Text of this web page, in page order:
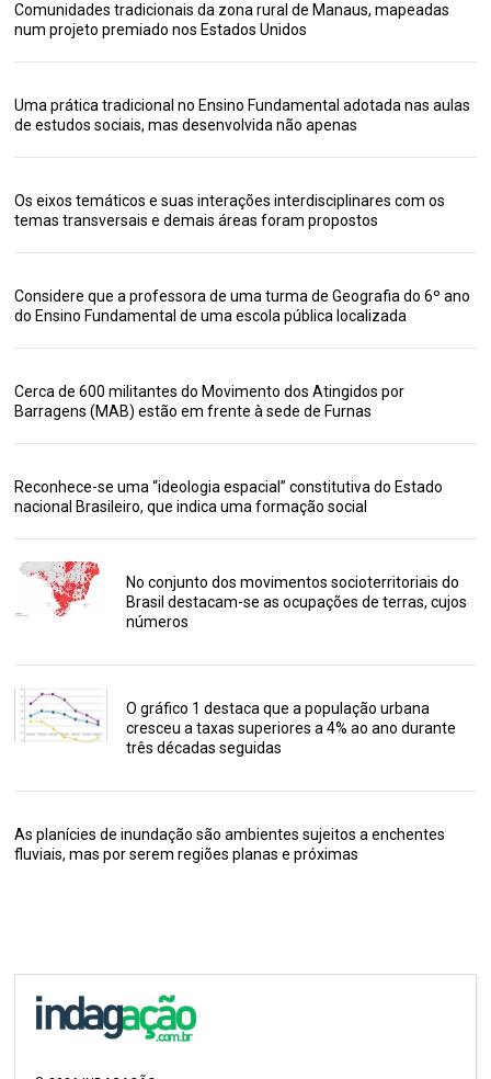
Comunidades tradicionais da zona rural de Manaus, mapeadas
num projeto premiado nos Estados Unidos
Uma prática tradicional no Ensino Fundamental adotada nas aulas
de estudos sociais, mas desenvolvida não apenas
Os eixos temáticos e suas interações interdisciplinares com os
temas transversais e demais áreas foram propostos
Considere que a professora de uma turma de Geografia do 6º ano
do Ensino Fundamental de uma escola pública localizada
Cerca de 600 militantes do Movimento dos Atingidos por
Barragens (MAB) estão em frente à sede de Furnas
Reconhece-se uma “ideologia espacial” constitutiva do Estado
nacional Brasileiro, que indica uma formação social
No conjunto dos movimentos socioterritoriais do
Brasil destacam-se as ocupações de terras, cujos
números
O gráfico 1 destaca que a população urbana
cresceu a taxas superiores a 4% ao ano durante
três décadas seguidas
As planícies de inundação são ambientes sujeitos a enchentes
fluviais, mas por serem regiões planas e próximas